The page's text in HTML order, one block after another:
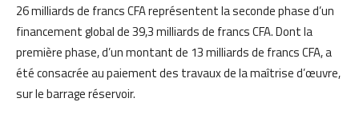
26 milliards de francs CFA représentent la seconde phase d’un
financement global de 39,3 milliards de francs CFA. Dont la
première phase, d’un montant de 13 milliards de francs CFA, a
été consacrée au paiement des travaux de la maîtrise d’œuvre,
sur le barrage réservoir.